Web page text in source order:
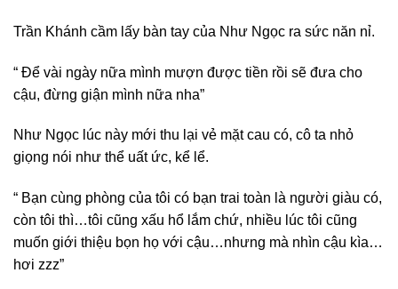
Trần Khánh cầm lấy bàn tay của Như Ngọc ra sức năn nỉ.
“ Để vài ngày nữa mình mượn được tiền rồi sẽ đưa cho
cậu, đừng giận mình nữa nha”
Như Ngọc lúc này mới thu lại vẻ mặt cau có, cô ta nhỏ
giọng nói như thể uất ức, kể lể.
“ Bạn cùng phòng của tôi có bạn trai toàn là người giàu có,
còn tôi thì…tôi cũng xấu hổ lắm chứ, nhiều lúc tôi cũng
muốn giới thiệu bọn họ với cậu…nhưng mà nhìn cậu kìa…
hơi zzz”